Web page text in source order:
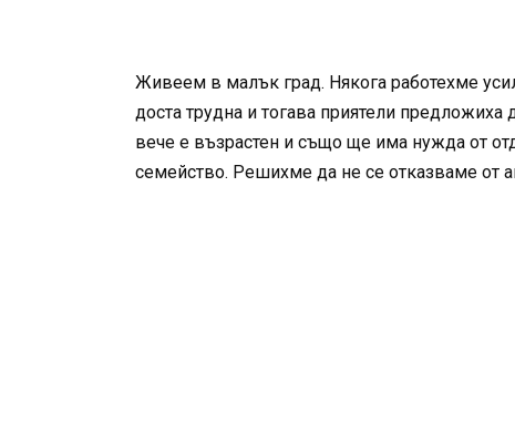
Живеем в малък град. Някога работехме
доста трудна и тогава приятели
вече е възрастен и също ще има нужда от
семейство. Решихме да не се отказваме от